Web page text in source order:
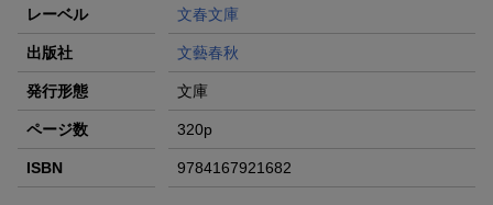
レーベル 文春文庫
出版社 文藝春秋
発行形態 文庫
ページ数 320p
ISBN 9784167921682